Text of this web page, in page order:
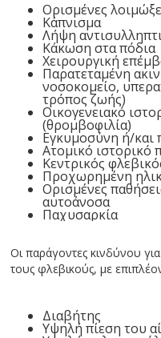
Ορισμένες
Κάπνισμα
Λήψη
Κάκωση στα πόδια
Χειρουργική
Παρατεταμένη
νοσοκομείο,
τρόπος ζωής)
Οικογενειακό
(θρομβοφιλία)
Εγκυμοσύνη ή/και
Ατομικό ιστορικό
Κεντρικός
Προχωρημένη
Ορισμένες
αυτοάνοσα
Παχυσαρκία
Οι παράγοντες κινδύνου
τους φλεβικούς, με
Διαβήτης
Υψηλή πίεση του